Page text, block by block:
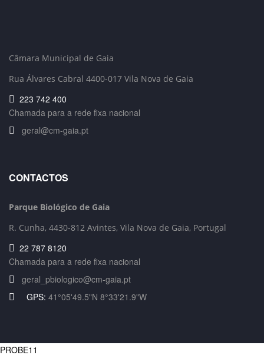
Câmara Municipal de Gaia
Rua Álvares Cabral 4400-017 Vila Nova de Gaia
223 742 400
Chamada para a rede fixa nacional
geral@cm-gaia.pt
CONTACTOS
Parque Biológico de Gaia
R. Cunha, 4430-812 Avintes, Vila Nova de Gaia, Portugal
22 787 8120
Chamada para a rede fixa nacional
geral_pbiologico@cm-gaia.pt
GPS: 41°05'49.5"N 8°33'21.9"W